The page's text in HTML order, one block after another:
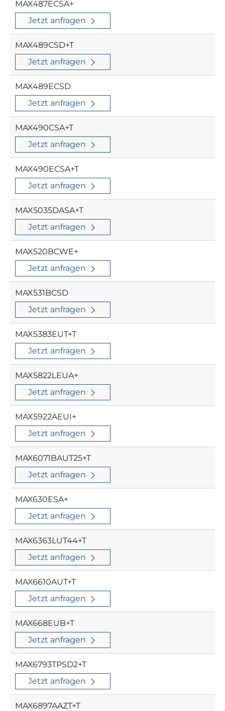
MAX487ECSA+
Jetzt anfragen
MAX489CSD+T
Jetzt anfragen
MAX489ECSD
Jetzt anfragen
MAX490CSA+T
Jetzt anfragen
MAX490ECSA+T
Jetzt anfragen
MAX5035DASA+T
Jetzt anfragen
MAX520BCWE+
Jetzt anfragen
MAX531BCSD
Jetzt anfragen
MAX5383EUT+T
Jetzt anfragen
MAX5822LEUA+
Jetzt anfragen
MAX5922AEUI+
Jetzt anfragen
MAX6071BAUT25+T
Jetzt anfragen
MAX630ESA+
Jetzt anfragen
MAX6363LUT44+T
Jetzt anfragen
MAX6610AUT+T
Jetzt anfragen
MAX668EUB+T
Jetzt anfragen
MAX6793TPSD2+T
Jetzt anfragen
MAX6897AAZT+T